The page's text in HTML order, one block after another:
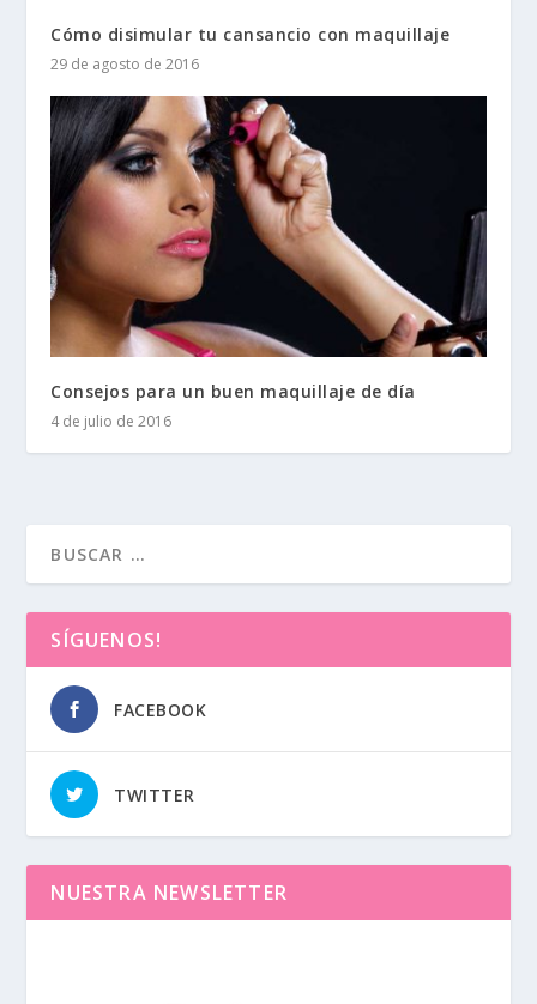
Cómo disimular tu cansancio con maquillaje
29 de agosto de 2016
Consejos para un buen maquillaje de día
4 de julio de 2016
SÍGUENOS!
FACEBOOK
TWITTER
NUESTRA NEWSLETTER